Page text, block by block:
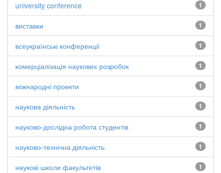
1
university conference
1
виставки
1
всеукраїнські конференції
1
комерціалізація наукових розробок
1
міжнародні проекти
1
наукова діяльність
1
науково-дослідна робота студентів
1
науково-технічна діяльність
1
наукові школи факультетів